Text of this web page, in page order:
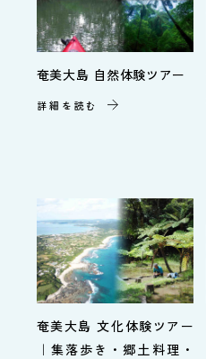
奄美大島 自然体験ツアー
詳細を読む
奄美大島 文化体験ツアー
｜集落歩き・郷土料理・